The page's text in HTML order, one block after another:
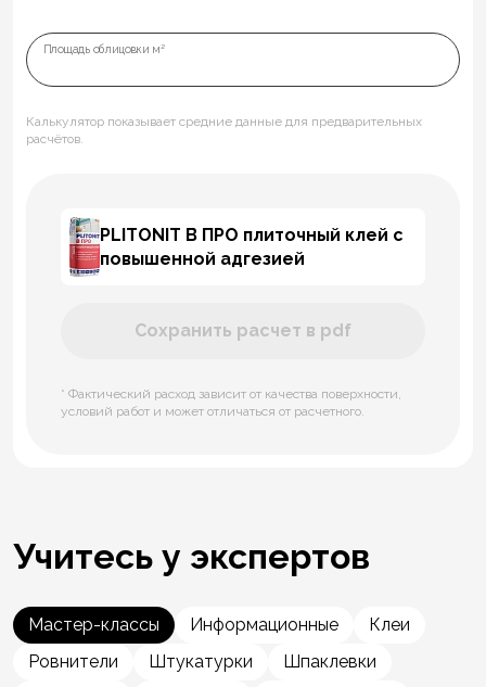
Площадь облицовки м²
Калькулятор показывает средние данные для предварительных
расчётов.
PLITONIT B ПРО плиточный клей с
повышенной адгезией
Сохранить расчет в pdf
* Фактический расход зависит от качества поверхности,
условий работ и может отличаться от расчетного.
Учитесь у экспертов
Мастер-классы Информационные
Клеи
Ровнители
Штукатурки
Шпаклевки